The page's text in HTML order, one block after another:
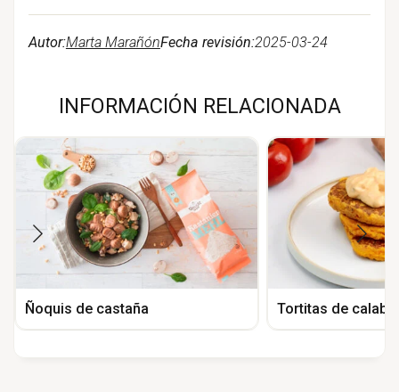
Autor:Marta MarañónFecha revisión:2025-03-24
INFORMACIÓN RELACIONADA
Ñoquis de castaña Tortitas de